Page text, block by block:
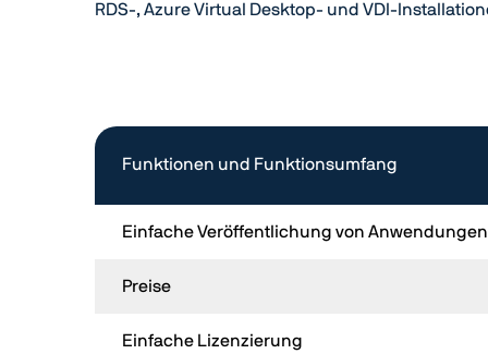
RDS-, Azure Virtual Desktop- und VDI-
Funktionen und Funktionsumfang
Einfache Veröffentlichung von Anwendungen
Preise
Einfache Lizenzierung